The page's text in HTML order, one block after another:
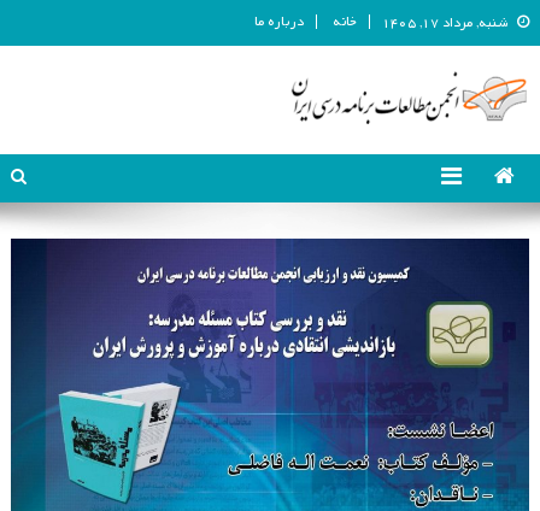
شنبه, مرداد ۱۷, ۱۴۰۵ خانه درباره ما
انجمن مطالعات برنامه درسی ایران